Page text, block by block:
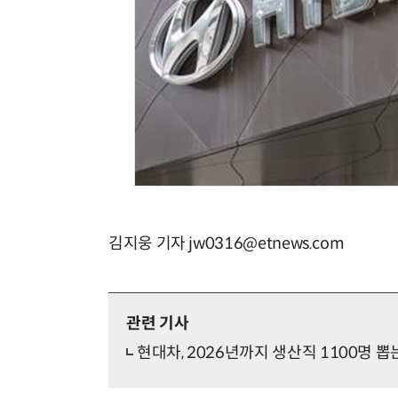
김지웅 기자 jw0316@etnews.com
관련 기사
현대차, 2026년까지 생산직 1100명 뽑